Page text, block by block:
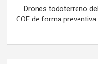
Drones todoterreno
COE de forma